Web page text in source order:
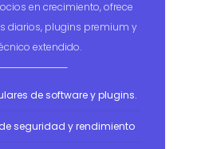
en crecimiento, ofrece
diarios, plugins premium y
extendido.
de software y plugins.
seguridad y rendimiento